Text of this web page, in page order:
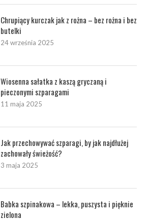
Chrupiący kurczak jak z rożna – bez rożna i bez
butelki
24 września 2025
Wiosenna sałatka z kaszą gryczaną i
pieczonymi szparagami
11 maja 2025
Jak przechowywać szparagi, by jak najdłużej
zachowały świeżość?
3 maja 2025
Babka szpinakowa – lekka, puszysta i pięknie
zielona